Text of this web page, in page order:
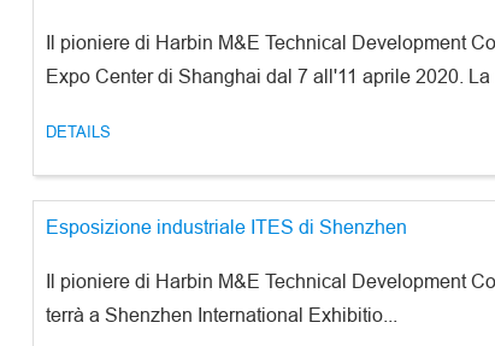
Il pioniere di Harbin M&E Technical Development
Expo Center di Shanghai dal 7 all'11 aprile 2020. La
DETAILS
Esposizione industriale ITES di Shenzhen
Il pioniere di Harbin M&E Technical Development
terrà a Shenzhen International Exhibitio...